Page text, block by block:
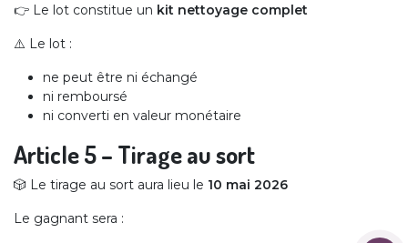
👉 Le lot constitue un kit nettoyage complet
⚠️ Le lot :
ne peut être ni échangé
ni remboursé
ni converti en valeur monétaire
Article 5 – Tirage au sort
🎲 Le tirage au sort aura lieu le 10 mai 2026
Le gagnant sera :